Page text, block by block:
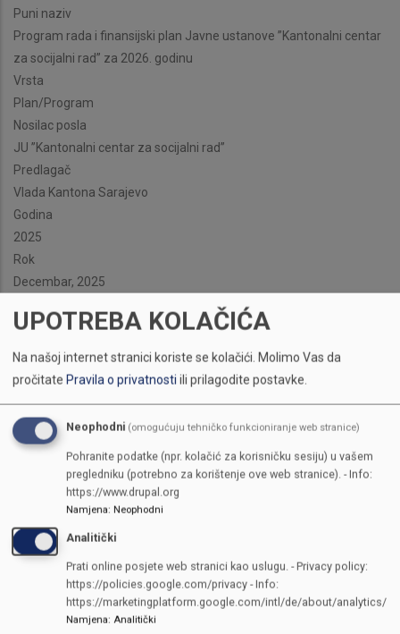
Puni naziv
Program rada i finansijski plan Javne ustanove ”Kantonalni centar
za socijalni rad” za 2026. godinu
Vrsta
Plan/Program
Nosilac posla
JU ”Kantonalni centar za socijalni rad”
Predlagač
Vlada Kantona Sarajevo
Godina
2025
Rok
Decembar, 2025
UPOTREBA KOLAČIĆA
Na našoj internet stranici koriste se kolačići. Molimo Vas da
pročitate Pravila o privatnostiili prilagodite postavke.
Neophodni (omogućuju tehničko funkcioniranje web stranice)
Pohranite podatke (npr. kolačić za korisničku sesiju) u vašem
pregledniku (potrebno za korištenje ove web stranice). - Info:
https://www.drupal.org
Namjena: Neophodni
Analitički
Prati online posjete web stranici kao uslugu. - Privacy policy:
https://policies.google.com/privacy - Info:
https://marketingplatform.google.com/intl/de/about/analytics/
Namjena: Analitički